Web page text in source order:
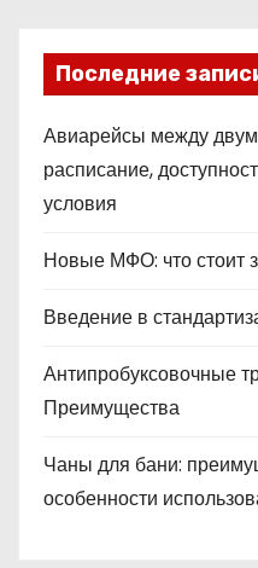
Последние
Авиарейсы между
расписание,
условия
Новые МФО: что стоит
Введение в
Антипробуксовочные
Преимущества
Чаны для бани:
особенности